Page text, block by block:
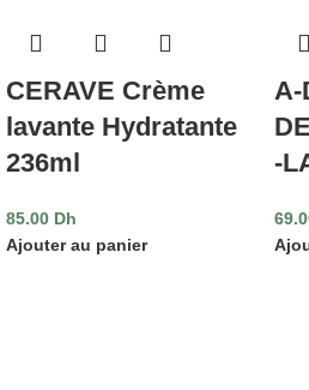
CERAVE Crème
lavante Hydratante
236ml
85.00 Dh
Ajouter au panier
A-
-